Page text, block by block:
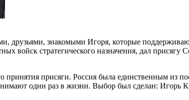
друзьями, знакомыми Игоря, которые
войск стратегического назначения, дал присягу
присяги. Россия была единственным из
один раз в жизни. Выбор был сделан: Игорь